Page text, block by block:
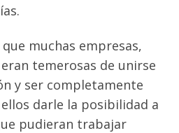
muchas empresas,
temerosas de unirse
y ser completamente
darle la posibilidad a
pudieran trabajar